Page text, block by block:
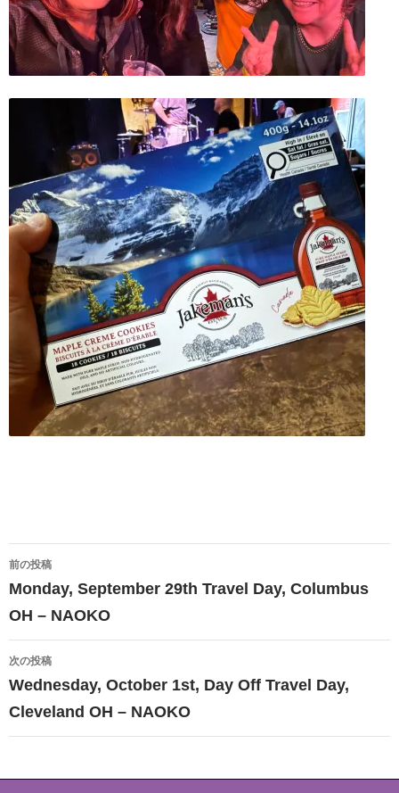
投
稿
ナ
ビ
ゲ
ー
シ
ョ
前の投稿
Monday, September 29th Travel Day, Columbus
OH – NAOKO
次の投稿
Wednesday, October 1st, Day Off Travel Day,
Cleveland OH – NAOKO